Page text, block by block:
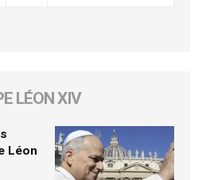
LÉON XIV
Léon